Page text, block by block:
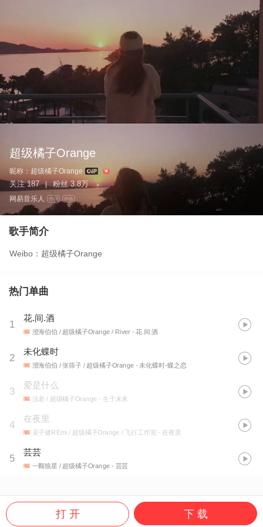
超级橘子Orange
昵称： 超级橘子Orange
关注 187 | 粉丝 3.8万
网易音乐人 作词 作曲
歌手简介
Weibo：超级橘子Orange
热门单曲
1
花.间.酒
澄海伯伯 / 超级橘子Orange / River - 花.间.酒
2
未化蝶时
澄海伯伯 / 张筛子 / 超级橘子Orange - 未化蝶时-蝶之恋
3
爱是什么
法老 / 超级橘子Orange - 生于未来
4
在夜里
吴子健REmi / 超级橘子Orange / 飞行工作室 - 在夜里
5
芸芸
一颗狼星 / 超级橘子Orange - 芸芸
打 开 下 载